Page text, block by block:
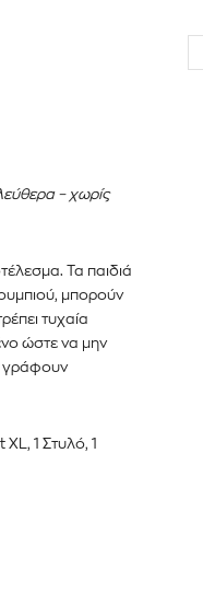
– χωρίς
Τα παιδιά
μπορούν
τυχαία
ώστε να μην
γράφουν
1 Στυλό, 1